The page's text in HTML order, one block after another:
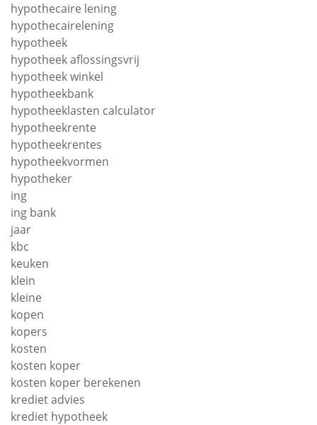
hypothecaire lening
hypothecairelening
hypotheek
hypotheek aflossingsvrij
hypotheek winkel
hypotheekbank
hypotheeklasten calculator
hypotheekrente
hypotheekrentes
hypotheekvormen
hypotheker
ing
ing bank
jaar
kbc
keuken
klein
kleine
kopen
kopers
kosten
kosten koper
kosten koper berekenen
krediet advies
krediet hypotheek